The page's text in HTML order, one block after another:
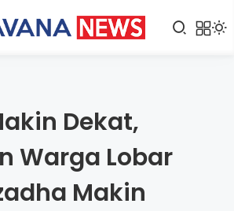
Dekat,
Warga Lobar
Makin